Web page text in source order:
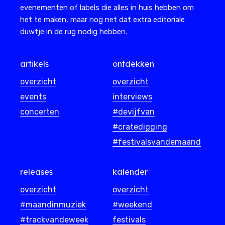
evenementen of labels die alles in huis hebben om
het te maken, maar nog net dat extra editoriale
duwtje in de rug nodig hebben.
artikels
overzicht
events
concerten
ontdekken
overzicht
interviews
#devijfvan
#cratedigging
#festivalsvandemaand
releases
overzicht
#maandinmuziek
#trackvandeweek
kalender
overzicht
#weekend
festivals